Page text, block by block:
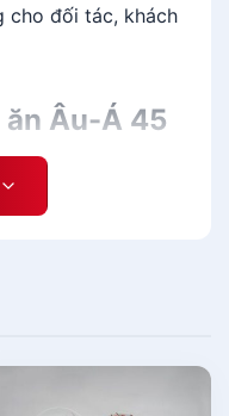
cho đối tác, khách
ăn Âu-Á 45
Hồng
Sago - Hoa Hồng
tphcm